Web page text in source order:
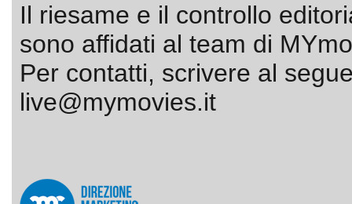
Il riesame e il controllo
sono affidati al team di
Per contatti, scrivere al
live@mymovies.it